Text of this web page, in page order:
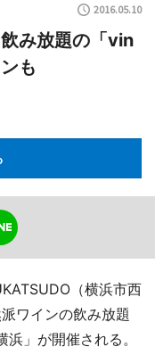
2016.05.10
み放題の「vin
も
（横浜市西
ワインの飲み放題
」が開催される。